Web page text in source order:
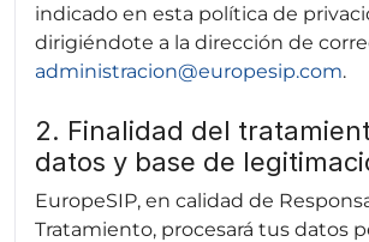
indicado en esta política de
dirigiéndote a la dirección de
administracion@europesip.com.
2. Finalidad del
datos y base de
EuropeSIP, en calidad de
Tratamiento, procesará tus datos